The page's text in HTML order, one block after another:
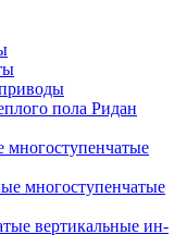
пола Ридан
многоступенчатые
многоступенчатые
вертикальные ин-